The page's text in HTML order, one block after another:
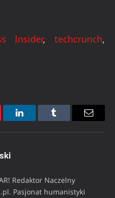
Insider, techcrunch,
LinkedInTumblr Email
Redaktor Naczelny
Pasjonat humanistyki